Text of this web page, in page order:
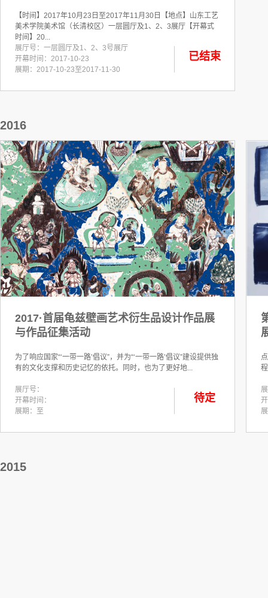
【时间】2017年10月23日至2017年11月30日【地点】山东工艺
美术学院美术馆（长清校区）一层圆厅及1、2、3展厅【开幕式
时间】20...
展厅号：一层圆厅及1、2、3号展厅
开幕时间：2017-10-23
展期：2017-10-23至2017-11-30
已结束
2016
2017·首届龟兹壁画艺术衍生品设计作品展
与作品征集活动
为了响应国家“‘一带一路’倡议”，并为“‘一带一路’倡议”建设提供独
有的文化支撑和历史记忆的依托。同时，也为了更好地...
展厅号：
开幕时间：
展期：至
待定
2015